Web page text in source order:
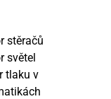
stěračů
světel
tlaku v